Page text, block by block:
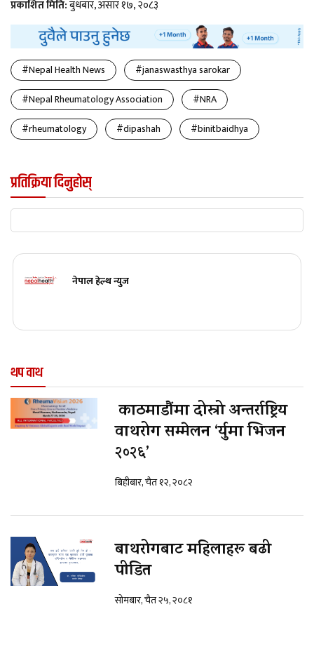
प्रकाशित मिति:बुधबार, असार १७, २०८३
#Nepal Health News
#janaswasthya sarokar
#Nepal Rheumatology Association
#NRA
#rheumatology
#dipashah #binitbaidhya
प्रतिक्रिया दिनुहोस्
नेपाल हेल्थ न्युज
थप वाथ
काठमाडौंमा दोस्रो अन्तर्राष्ट्रिय
वाथरोग सम्मेलन ‘र्युमा भिजन
२०२६’
बिहीबार, चैत १२, २०८२
बाथरोगबाट महिलाहरू बढी
पीडित
सोमबार, चैत २५, २०८१